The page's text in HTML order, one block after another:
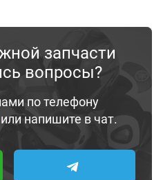
запчасти
вопросы?
по телефону
напишите в чат.